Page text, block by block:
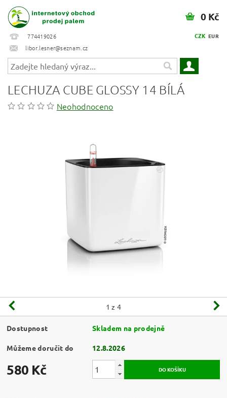
774419026
libor.lesner@seznam.cz
CZK EUR
0 Kč
LECHUZA CUBE GLOSSY 14 BÍLÁ
Neohodnoceno
1 z 4
Dostupnost Skladem na prodejně
Můžeme doručit do 12.8.2026
580 Kč